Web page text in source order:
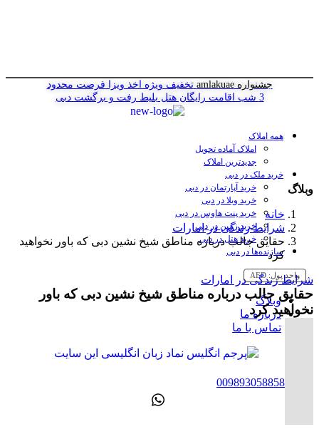
جشنواره amlakuae تخفیف ویژه اخذ ویزا فرصت محدود
3 شب اقامت رایگان هتل
بلیط رفت و برگشت دبی
همه املاک
املاک آماده تحویل
جدیدترین املاک
خرید ملک در دبی
خرید آپارتمان در دبی
خرید ویلا در دبی
خرید پنت هاوس در دبی
خرید زمین در دبی
خرید هتل در دبی
سازنده‌ها در دبی
واحد پول: AED
وبلاگ
درباره ما
تماس با ما
00989305885808
وبلاگ
خانه
شرایط زندگی در امارات
حقایق جالب درباره مناطق شیخ نشین دبی که باور نخواهید
کرد
شرایط زندگی در امارات
حقایق جالب درباره مناطق شیخ نشین دبی که باور
نخواهید کرد